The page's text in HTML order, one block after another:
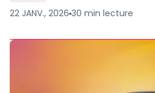
22 JANV., 2026 30 min lecture